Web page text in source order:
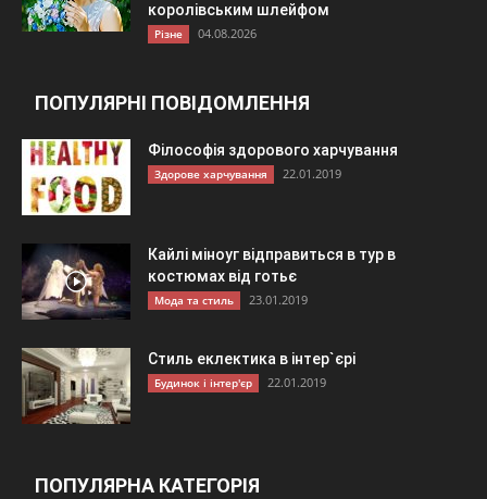
королівським шлейфом
Різне 04.08.2026
ПОПУЛЯРНІ ПОВІДОМЛЕННЯ
Філософія здорового харчування
Здорове харчування 22.01.2019
Кайлі міноуг відправиться в тур в
костюмах від готьє
Мода та стиль 23.01.2019
Стиль еклектика в інтер`єрі
Будинок і інтер'єр 22.01.2019
ПОПУЛЯРНА КАТЕГОРІЯ